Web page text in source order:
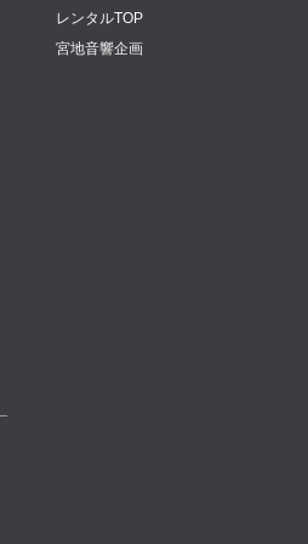
レンタルTOP
宮地音響企画